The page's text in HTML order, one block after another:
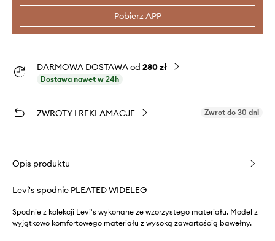
Pobierz APP
DARMOWA DOSTAWA od 280 zł
Dostawa nawet w 24h
ZWROTY I REKLAMACJE Zwrot do 30 dni
Opis produktu
Levi's spodnie PLEATED WIDELEG
Spodnie z kolekcji Levi's wykonane ze wzorzystego materiału. Model z
wyjątkowo komfortowego materiału z wysoką zawartością bawełny.